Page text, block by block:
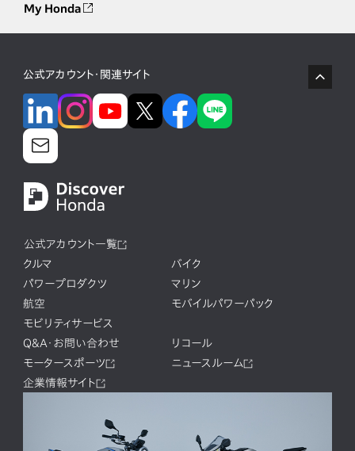
My Honda
公式アカウント・関連サイト
公式アカウント一覧
クルマ
バイク
パワープロダクツ
マリン
航空
モバイルパワーパック
モビリティサービス
Q&A・お問い合わせ
リコール
モータースポーツ
ニュースルーム
企業情報サイト